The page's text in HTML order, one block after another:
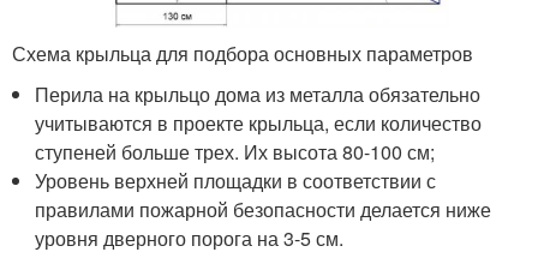
Схема крыльца для подбора основных параметров
Перила на крыльцо дома из металла обязательно
учитываются в проекте крыльца, если количество
ступеней больше трех. Их высота 80-100 см;
Уровень верхней площадки в соответствии с
правилами пожарной безопасности делается ниже
уровня дверного порога на 3-5 см.